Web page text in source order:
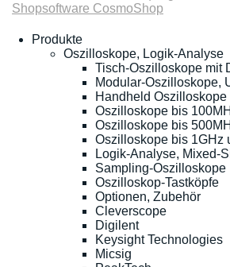
Shopsoftware CosmoShop
Produkte
Oszilloskope, Logik-Analyse
Tisch-Oszilloskope mit
Modular-Oszilloskope,
Handheld Oszilloskope
Oszilloskope bis
Oszilloskope bis
Oszilloskope bis 1GHz
Logik-Analyse, Mixed-
Sampling-Oszilloskope
Oszilloskop-Tastköpfe
Optionen, Zubehör
Cleverscope
Digilent
Keysight Technologies
Micsig